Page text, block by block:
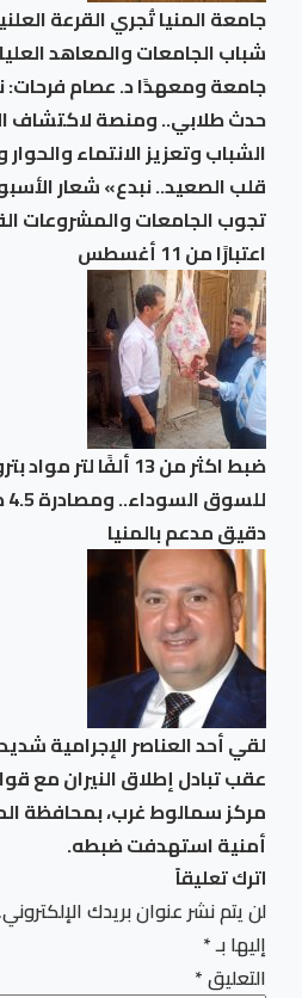
جامعة المنيا تُجري القرعة
جامعة ومعهدًا د. عصام فرحات:
حدث طلابي.. ومنصة لاكتشاف
الشباب وتعزيز الانتماء
قلب الصعيد.. نبدع» شعار
تجوب الجامعات والمشروعات
اعتبارًا من 11 أغسطس
ضبط اكثر من 13 ألفًا
دقيق مدعم بالمنيا
لقي أحد العناصر الإجرامية
عقب تبادل إطلاق النيران مع
مركز سمالوط غرب، بمحافظة
أمنية استهدفت ضبطه.
اترك تعليقاً
لن يتم نشر عنوان بريدك الإلكتروني.
إليها بـ*
التعليق*